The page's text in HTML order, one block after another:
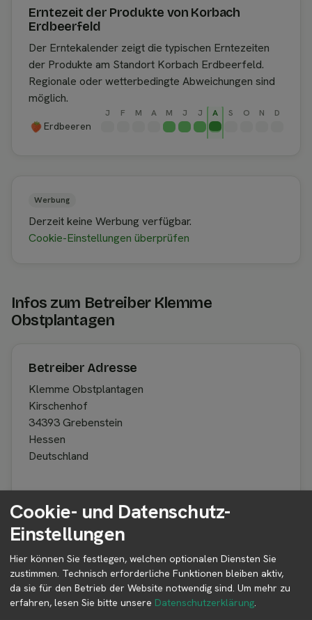
Erntezeit der Produkte von Korbach
Erdbeerfeld
Der Erntekalender zeigt die typischen Erntezeiten
der Produkte am Standort Korbach Erdbeerfeld.
Regionale oder wetterbedingte Abweichungen sind
möglich.
J F M A M J J A S O N D
Erdbeeren
Werbung
Derzeit keine Werbung verfügbar.
Cookie-Einstellungen überprüfen
Infos zum Betreiber Klemme
Obstplantagen
Betreiber Adresse
Klemme Obstplantagen
Kirschenhof
34393 Grebenstein
Hessen
Deutschland
Betreiber kontaktieren
Auf der Profilseite des Betreibers findest du weitere
Informationen zum Betreiber und
Kontaktmöglichkeiten.
Cookie- und Datenschutz-
Einstellungen
Hier können Sie festlegen, welchen optionalen Diensten Sie
zustimmen. Technisch erforderliche Funktionen bleiben aktiv,
da sie für den Betrieb der Website notwendig sind. Um mehr zu
erfahren, lesen Sie bitte unsere Datenschutzerklärung.